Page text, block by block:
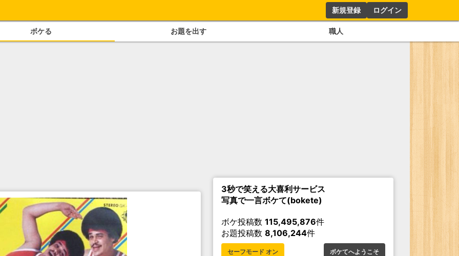
新規登録 ログイン
ボケる お題を出す 職人
3秒で笑える大喜利サービス
写真で一言ボケて(bokete)
ボケ投稿数 115,495,876件
お題投稿数 8,106,244件
セーフモード オン ボケてへようこそ